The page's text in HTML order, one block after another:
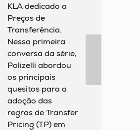
KLA dedicado a
Preços de
Transferência.
Nessa primeira
conversa da série,
Polizelli abordou
os principais
quesitos para a
adoção das
regras de Transfer
Pricing (TP) em